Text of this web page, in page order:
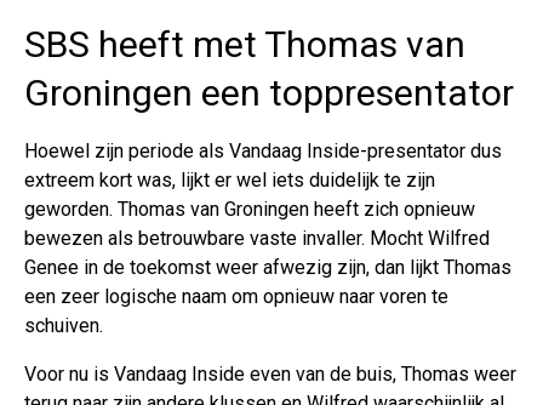
SBS heeft met Thomas van
Groningen een toppresentator
Hoewel zijn periode als Vandaag Inside-presentator dus
extreem kort was, lijkt er wel iets duidelijk te zijn
geworden. Thomas van Groningen heeft zich opnieuw
bewezen als betrouwbare vaste invaller. Mocht Wilfred
Genee in de toekomst weer afwezig zijn, dan lijkt Thomas
een zeer logische naam om opnieuw naar voren te
schuiven.
Voor nu is Vandaag Inside even van de buis, Thomas weer